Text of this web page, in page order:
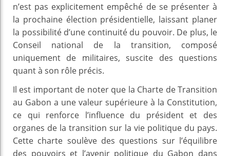
n’est pas explicitement empêché de se présenter à
la prochaine élection présidentielle, laissant planer
la possibilité d’une continuité du pouvoir. De plus, le
Conseil national de la transition, composé
uniquement de militaires, suscite des questions
quant à son rôle précis.
Il est important de noter que la Charte de Transition
au Gabon a une valeur supérieure à la Constitution,
ce qui renforce l’influence du président et des
organes de la transition sur la vie politique du pays.
Cette charte soulève des questions sur l’équilibre
des pouvoirs et l’avenir politique du Gabon dans